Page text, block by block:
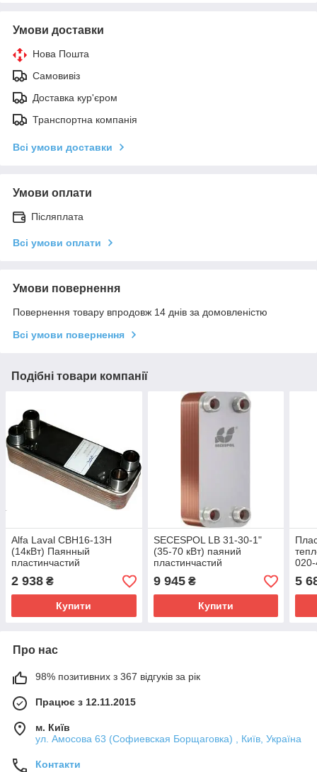
Умови доставки
Нова Пошта
Самовивіз
Доставка кур'єром
Транспортна компанія
Всі умови доставки
Умови оплати
Післяплата
Всі умови оплати
Умови повернення
Повернення товару впродовж 14 днів за домовленістю
Всі умови повернення
Подібні товари компанії
Alfa Laval СВН16-13H
(14кВт) Паянный
пластинчастий
2 938 ₴
Купити
SECESPOL LB 31-30-1"
(35-70 кВт) паяний
пластинчастий
9 945₴
Купити
5
Про нас
98% позитивних з 367 відгуків за рік
Працює з 12.11.2015
м. Київ
ул. Амосова 63 (Софиевская Борщаговка) , Київ, Україна
Контакти